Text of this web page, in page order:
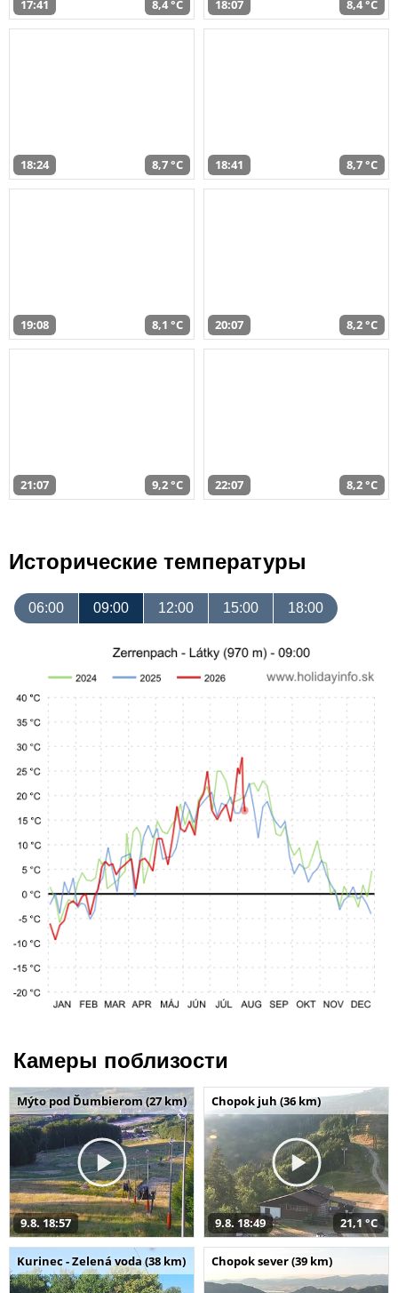
17:41 8,4 °C 18:07 8,4 °C
18:24 8,7 °C 18:41 8,7 °C
19:08 8,1 °C 20:07 8,2 °C
21:07 9,2 °C 22:07 8,2 °C
Исторические температуры
06:00 09:00 12:00 15:00 18:00
Камеры поблизости
Mýto pod Ďumbierom (27 km)
9.8. 18:57
Chopok juh (36 km)
9.8. 18:49 21,1 °C
Kurinec - Zelená voda (38 km) Chopok sever (39 km)